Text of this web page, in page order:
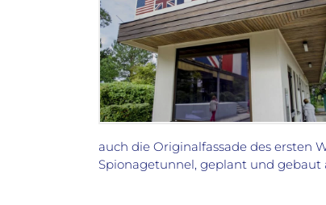
auch die Originalfassade des ersten
Spionagetunnel, geplant und gebaut